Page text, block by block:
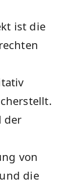
ist die
der
von
die